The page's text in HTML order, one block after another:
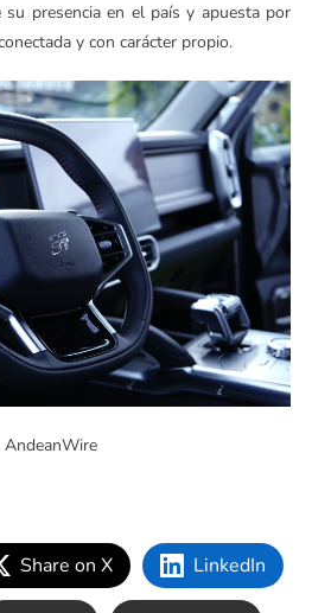
su presencia en el país y apuesta por
y con carácter propio.
AndeanWire
Share on X LinkedIn